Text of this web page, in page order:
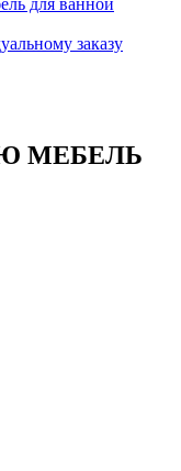
заказу
МЕБЕЛЬ